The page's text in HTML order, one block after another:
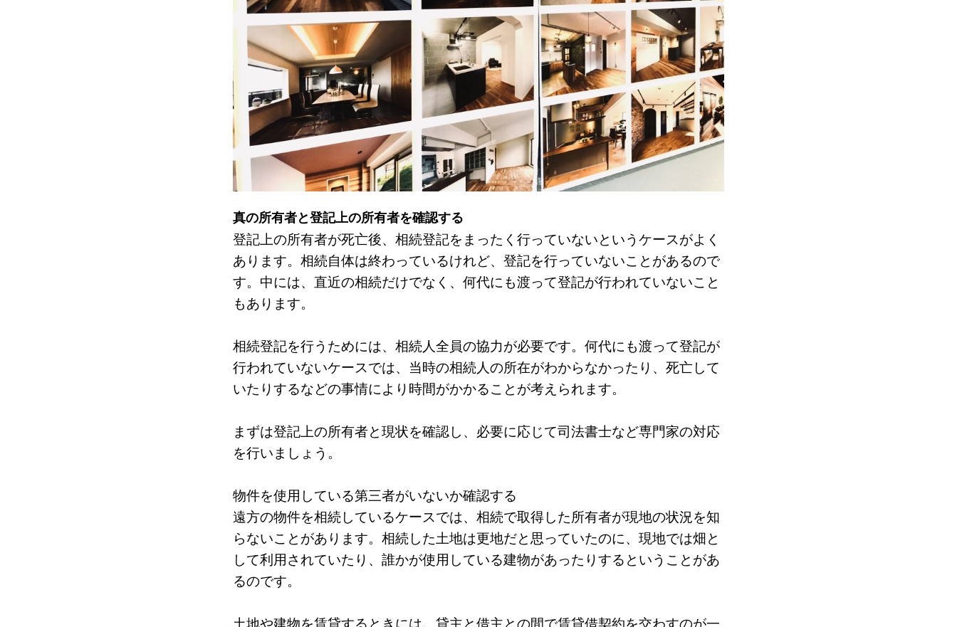
真の所有者と登記上の所有者を確認する
登記上の所有者が死亡後、相続登記をまったく行っていないというケースがよく
あります。相続自体は終わっているけれど、登記を行っていないことがあるので
す。中には、直近の相続だけでなく、何代にも渡って登記が行われていないこと
もあります。
相続登記を行うためには、相続人全員の協力が必要です。何代にも渡って登記が
行われていないケースでは、当時の相続人の所在がわからなかったり、死亡して
いたりするなどの事情により時間がかかることが考えられます。
まずは登記上の所有者と現状を確認し、必要に応じて司法書士など専門家の対応
を行いましょう。
物件を使用している第三者がいないか確認する
遠方の物件を相続しているケースでは、相続で取得した所有者が現地の状況を知
らないことがあります。相続した土地は更地だと思っていたのに、現地では畑と
して利用されていたり、誰かが使用している建物があったりするということがあ
るのです。
土地や建物を賃貸するときには、貸主と借主との間で賃貸借契約を交わすのが一